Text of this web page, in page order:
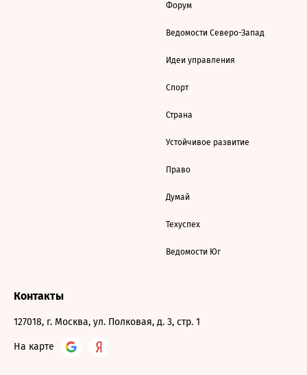
Форум
Ведомости Северо-Запад
Идеи управления
Спорт
Страна
Устойчивое развитие
Право
Думай
Техуспех
Ведомости Юг
Контакты
127018, г. Москва, ул. Полковая, д. 3, стр. 1
На карте